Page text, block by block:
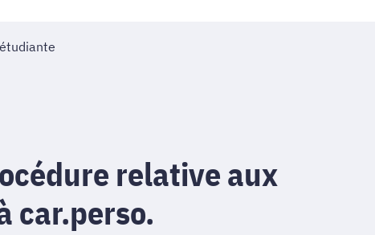
relative aux
car.perso.